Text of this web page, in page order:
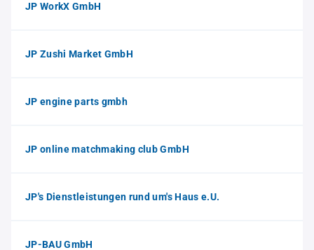
JP WorkX GmbH
JP Zushi Market GmbH
JP engine parts gmbh
JP online matchmaking club GmbH
JP's Dienstleistungen rund um's Haus e.U.
JP-BAU GmbH